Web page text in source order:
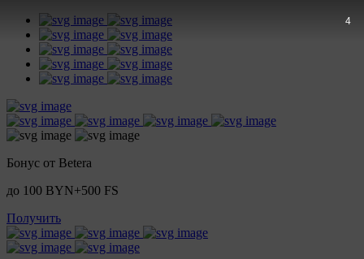
Бонус от Betera
до 100 BYN+500 FS
Получить
3